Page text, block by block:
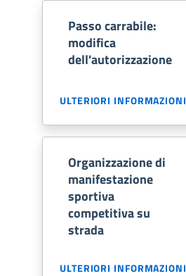
Passo carrabile:
modifica
dell'autorizzazione
ULTERIORI INFORMAZIONI
Organizzazione di
manifestazione
sportiva
competitiva su
strada
ULTERIORI INFORMAZIONI